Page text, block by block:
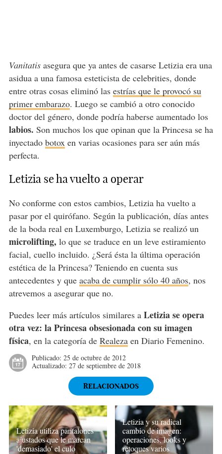
Vanitatisasegura que ya antes de casarse Letizia era una
asidua a una famosa esteticista de celebrities, donde
entre otras cosas eliminó las estrías que le provocó su
primer embarazo. Luego se cambió a otro conocido
doctor del género, donde podría haberse aumentado los
labios. Son muchos los que opinan que la Princesa se ha
inyectado botox en varias ocasiones para ser aún más
perfecta.
Letizia se ha vuelto a operar
No conforme con estos cambios, Letizia ha vuelto a
pasar por el quirófano. Según la publicación, días antes
de la boda real en Luxemburgo, Letizia se realizó un
microlifting, lo que se traduce en un leve estiramiento
facial, cuello incluido. ¿Será ésta la última operación
estética de la Princesa? Teniendo en cuenta sus
antecedentes y que acaba de cumplir sólo 40 años, nos
atrevemos a asegurar que no.
Puedes leer más artículos similares a Letizia se opera
otra vez: la Princesa obsesionada con su imagen
física, en la categoría de Realezaen Diario Femenino.
Publicado: 25 de octubre de 2012
Actualizado: 27 de septiembre de 2018
RELACIONADOS
Letizia utiliza pantalones
ajustados que le marcan
'demasiado' el culo
Letizia y su radical
cambio de imagen:
operaciones, looks y
retoques varios